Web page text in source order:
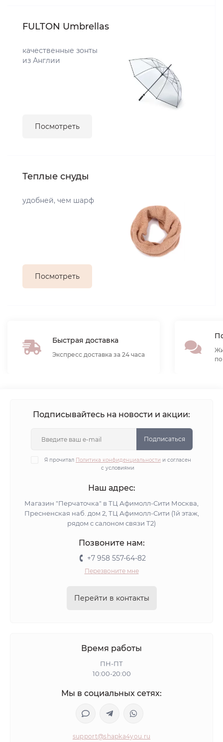
FULTON Umbrellas
качественные зонты
из Англии
Посмотреть
Теплые снуды
удобней, чем шарф
Посмотреть
Быстрая доставка
Экспресс доставка за 24 часа
Подписывайтесь на новости и акции:
Подписаться
Я прочитал Политика конфиденциальности и согласен
с условиями
Наш адрес:
Магазин "Перчаточка" в ТЦ Афимолл-Сити Москва,
Пресненская наб. дом 2, ТЦ Афимолл-Сити (1й этаж,
рядом с салоном связи Т2)
Позвоните нам:
+7 958 557-64-82
Перезвоните мне
Перейти в контакты
Время работы
ПН-ПТ
10:00-20:00
Мы в социальных сетях:
support@shapka4you.ru